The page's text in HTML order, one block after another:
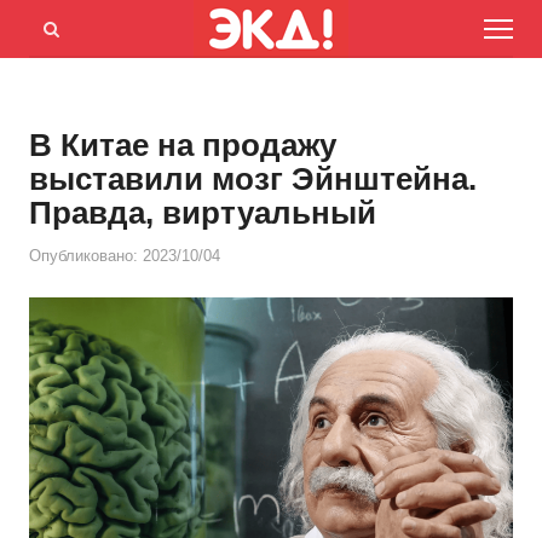
Menu
Открыть
В Китае на продажу
выставили мозг Эйнштейна.
Правда, виртуальный
Опубликовано: 2023/10/04